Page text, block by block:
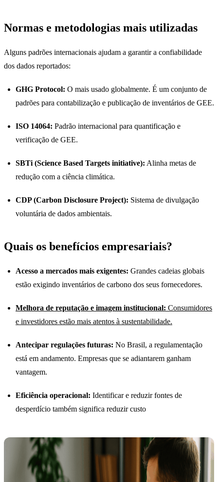
Normas e metodologias mais utilizadas
Alguns padrões internacionais ajudam a garantir a confiabilidade
dos dados reportados:
GHG Protocol: O mais usado globalmente. É um conjunto de
padrões para contabilização e publicação de inventários de GEE.
ISO 14064: Padrão internacional para quantificação e
verificação de GEE.
SBTi (Science Based Targets initiative): Alinha metas de
redução com a ciência climática.
CDP (Carbon Disclosure Project): Sistema de divulgação
voluntária de dados ambientais.
Quais os benefícios empresariais?
Acesso a mercados mais exigentes: Grandes cadeias globais
estão exigindo inventários de carbono dos seus fornecedores.
Melhora de reputação e imagem institucional: Consumidores
e investidores estão mais atentos à sustentabilidade.
Antecipar regulações futuras: No Brasil, a regulamentação
está em andamento. Empresas que se adiantarem ganham
vantagem.
Eficiência operacional: Identificar e reduzir fontes de
desperdício também significa reduzir custo